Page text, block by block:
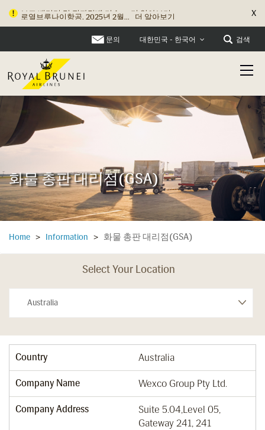
로열브루나이항공, 2025년 2월... 더 알아보기 X
문의 대한민국 - 한국어 검색
화물 총판 대리점(GSA)
Home > Information > 화물 총판 대리점(GSA)
Select Your Location
Country Australia
Company Name Wexco Group Pty Ltd.
Company Address
Suite 5.04,Level 05,
Gateway 241, 241